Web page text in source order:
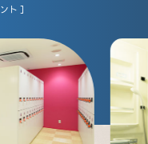
ト ］